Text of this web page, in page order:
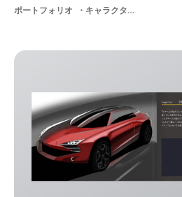
ポートフォリオ キャラクターデザイナー